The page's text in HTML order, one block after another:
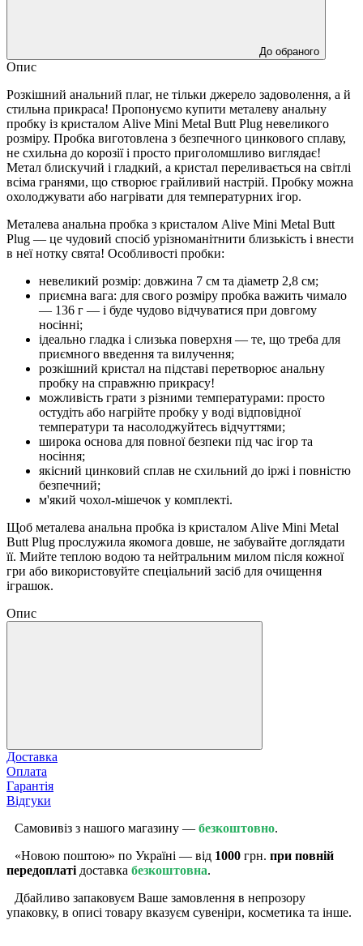
До обраного
Опис
Розкішний анальний плаг, не тільки джерело задоволення, а й
стильна прикраса! Пропонуємо купити металеву анальну
пробку із кристалом Alive Mini Metal Butt Plug невеликого
розміру. Пробка виготовлена ​​з безпечного цинкового сплаву,
не схильна до корозії і просто приголомшливо виглядає!
Метал блискучий і гладкий, а кристал переливається на світлі
всіма гранями, що створює грайливий настрій. Пробку можна
охолоджувати або нагрівати для температурних ігор.
Металева анальна пробка з кристалом Alive Mini Metal Butt
Plug — це чудовий спосіб урізноманітнити близькість і внести
в неї нотку свята! Особливості пробки:
невеликий розмір: довжина 7 см та діаметр 2,8 см;
приємна вага: для свого розміру пробка важить чимало
— 136 г — і буде чудово відчуватися при довгому
носінні;
ідеально гладка і слизька поверхня — те, що треба для
приємного введення та вилучення;
розкішний кристал на підставі перетворює анальну
пробку на справжню прикрасу!
можливість грати з різними температурами: просто
остудіть або нагрійте пробку у воді відповідної
температури та насолоджуйтесь відчуттями;
широка основа для повної безпеки під час ігор та
носіння;
якісний цинковий сплав не схильний до іржі і повністю
безпечний;
м'який чохол-мішечок у комплекті.
Щоб металева анальна пробка із кристалом Alive Mini Metal
Butt Plug прослужила якомога довше, не забувайте доглядати
її. Мийте теплою водою та нейтральним милом після кожної
гри або використовуйте спеціальний засіб для очищення
іграшок.
Опис
Доставка
Оплата
Гарантія
Відгуки
Самовивіз з нашого магазину — безкоштовно.
«Новою поштою» по Україні — від 1000 грн. при повній
передоплаті доставка безкоштовна.
Дбайливо запаковуєм Ваше замовлення в непрозору
упаковку, в описі товару вказуєм сувеніри, косметика та інше.